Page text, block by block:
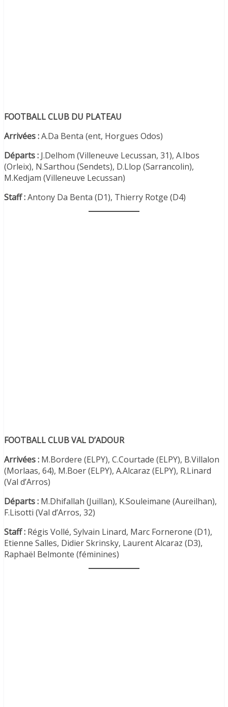
FOOTBALL CLUB DU PLATEAU
Arrivées :A.Da Benta (ent, Horgues Odos)
Départs : J.Delhom (Villeneuve Lecussan, 31), A.Ibos
(Orleix), N.Sarthou (Sendets), D.Llop (Sarrancolin),
M.Kedjam (Villeneuve Lecussan)
Staff :Antony Da Benta (D1), Thierry Rotge (D4)
FOOTBALL CLUB VAL D’ADOUR
Arrivées : M.Bordere (ELPY), C.Courtade (ELPY), B.Villalon
(Morlaas, 64), M.Boer (ELPY), A.Alcaraz (ELPY), R.Linard
(Val d’Arros)
Départs : M.Dhifallah (Juillan), K.Souleimane (Aureilhan),
F.Lisotti (Val d’Arros, 32)
Staff : Régis Vollé, Sylvain Linard, Marc Fornerone (D1),
Etienne Salles, Didier Skrinsky, Laurent Alcaraz (D3),
Raphaël Belmonte (féminines)